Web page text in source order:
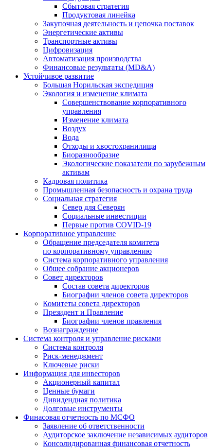
Сбытовая стратегия
Продуктовая линейка
Закупочная деятельность и цепочка поставок
Энергетические активы
Транспортные активы
Цифровизация
Автоматизация производства
Финансовые результаты (MD&A)
Устойчивое развитие
Большая Норильская экспедиция
Экология и изменение климата
Совершенствование корпоративного
управления
Изменение климата
Воздух
Вода
Отходы и хвостохранилища
Биоразнообразие
Экологические показатели по зарубежным
активам
Кадровая политика
Промышленная безопасность и охрана труда
Социальная стратегия
Север для Северян
Социальные инвестиции
Первые против COVID‑19
Корпоративное управление
Обращение председателя комитета
по корпоративному управлению
Система корпоративного управления
Общее собрание акционеров
Совет директоров
Состав совета директоров
Биографии членов совета директоров
Комитеты совета директоров
Президент и Правление
Биографии членов правления
Вознаграждение
Система контроля и управление рисками
Система контроля
Риск-менеджмент
Ключевые риски
Информация для инвесторов
Акционерный капитал
Ценные бумаги
Дивидендная политика
Долговые инструменты
Финасовая отчетность по МСФО
Заявление об ответственности
Аудиторское заключение независимых аудиторов
Консолидированная финансовая отчетность